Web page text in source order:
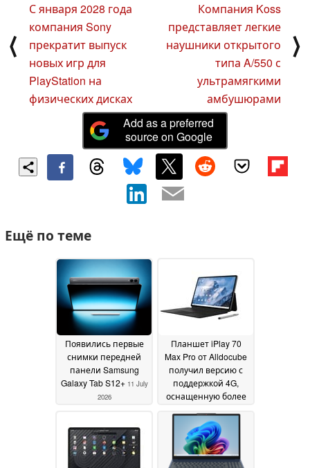
⟨
С января 2028 года
компания Sony
прекратит выпуск
новых игр для
PlayStation на
физических дисках
Компания Koss
представляет легкие
наушники открытого
типа A/550 с
ультрамягкими
амбушюрами
⟩
Add as a preferred
source on Google
Ещё по теме
Появились первые
снимки передней
панели Samsung
Galaxy Tab S12+ 11 July
2026
Планшет iPlay 70
Max Pro от Alldocube
получил версию с
поддержкой 4G,
оснащенную более
медленной зарядкой
06 July 2026